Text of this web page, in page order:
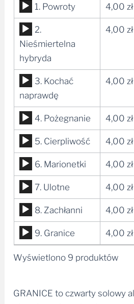
Odtwarzacz
plików
dźwiękowych
1. Powroty 4,00 zł
Odtwarzacz
plików
dźwiękowych
2.
Nieśmiertelna
hybryda
4,00 zł
Odtwarzacz
plików
dźwiękowych
3. Kochać
naprawdę
4,00 zł
Odtwarzacz
plików
dźwiękowych
4. Pożegnanie 4,00 zł
Odtwarzacz
plików
dźwiękowych
5. Cierpliwość 4,00 zł
Odtwarzacz
plików
dźwiękowych
6. Marionetki 4,00 zł
Odtwarzacz
plików
dźwiękowych
7. Ulotne 4,00 zł
Odtwarzacz
plików
dźwiękowych
8. Zachłanni 4,00 zł
Odtwarzacz
plików
dźwiękowych
9. Granice 4,00 zł
Wyświetlono 9 produktów
GRANICE to czwarty solowy